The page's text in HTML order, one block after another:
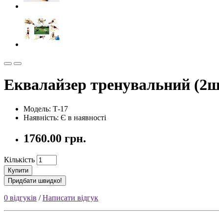
Еквалайзер тренувальний
Модель: Т-17
Наявність: Є в наявності
1760.00 грн.
Кількість
Купити
Придбати швидко!
0 відгуків /Написати відгук